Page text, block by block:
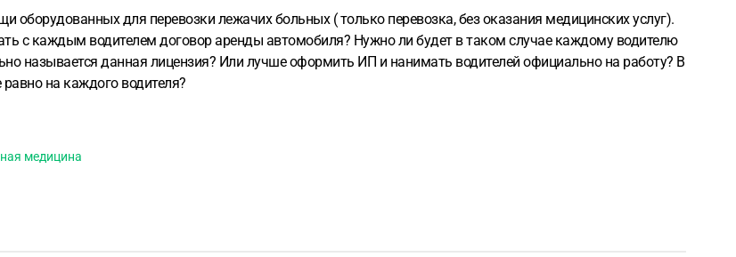
оборудованных для перевозки лежачих больных ( только перевозка, без оказания медицинских услуг).
с каждым водителем договор аренды автомобиля? Нужно ли будет в таком случае каждому водителю
называется данная лицензия? Или лучше оформить ИП и нанимать водителей официально на работу? В
на каждого водителя?
медицина